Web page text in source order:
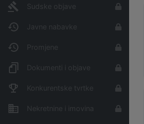
Sudske objave
Javne nabavke
Promjene
Dokumenti i objave
Konkurentske tvrtke
Nekretnine i imovina